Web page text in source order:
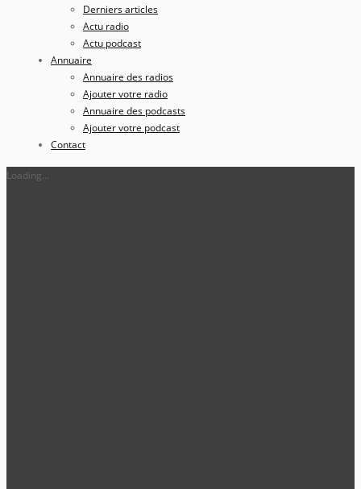
Derniers articles
Actu radio
Actu podcast
Annuaire
Annuaire des radios
Ajouter votre radio
Annuaire des podcasts
Ajouter votre podcast
Contact
Loading...